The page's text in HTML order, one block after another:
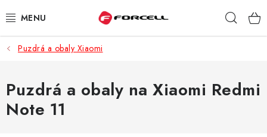
na
PUZDRÁ A OBALY
TVRDENÉ SKLÁ
DÁTOVÉ KÁBLE
Puzdrá a obaly Xiaomi
Puzdrá a obaly na Xiaomi Redmi
Note 11